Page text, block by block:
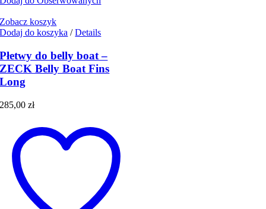
Zobacz koszyk
Dodaj do koszyka / Details
Płetwy do belly boat –
ZECK Belly Boat Fins
Long
285,00zł